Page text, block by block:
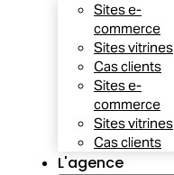
Sites e-
commerce
Sites vitrines
Cas clients
Sites e-
commerce
Sites vitrines
Cas clients
L'agence